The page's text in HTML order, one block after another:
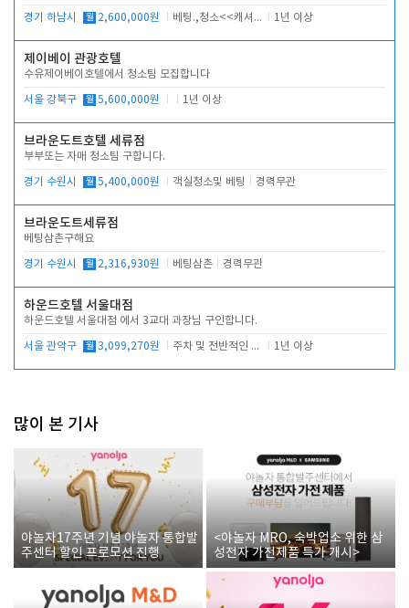
경기 하남시 월 2,600,000원 베팅.,청소<<캐셔 모셔봅니다. 1년 이상
제이베이 관광호텔
수유제이베이호텔에서 청소팀 모집합니다
서울 강북구 월 5,600,000원 1년 이상
브라운도트호텔 세류점
부부또는 자매 청소팀 구합니다.
경기 수원시 월 5,400,000원 객실청소및 베팅 경력무관
브라운도트세류점
베팅삼촌구해요
경기 수원시 월 2,316,930원 베팅삼촌 경력무관
하운드호텔 서울대점
하운드호텔 서울대점 에서 3교대 과장님 구인합니다.
서울 관악구 월 3,099,270원 주차 및 전반적인 당번업무 1년 이상
많이 본 기사
야놀자17주년 기념 야놀자 통합발
주센터 할인 프로모션 진행
<야놀자 MRO, 숙박업소 위한 삼
성전자 가전제품 특가 개시>